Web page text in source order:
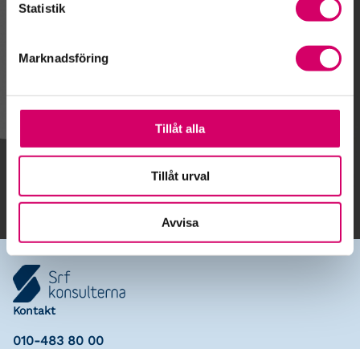
Statistik
Marknadsföring
Tillåt alla
Tillåt urval
Avvisa
Kalendarium
Gå till kalendariet
Lägg till i kalender
Kontakt
010-483 80 00